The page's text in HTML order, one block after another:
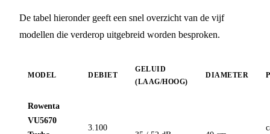
De tabel hieronder geeft een snel overzicht van de vijf
modellen die verderop uitgebreid worden besproken.
MODEL DEBIET
GELUID
(LAAG/HOOG)
DIAMETER
Rowenta
VU5670
3.100